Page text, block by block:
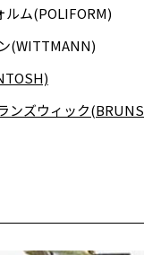
ルム(POLIFORM)
(WITTMANN)
ンズウィック